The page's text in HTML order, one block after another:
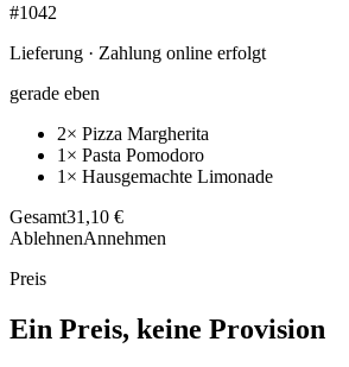
#1042
Lieferung · Zahlung online erfolgt
gerade eben
2× Pizza Margherita
1× Pasta Pomodoro
1× Hausgemachte Limonade
Gesamt31,10 €
AblehnenAnnehmen
Preis
Ein Preis, keine Provision